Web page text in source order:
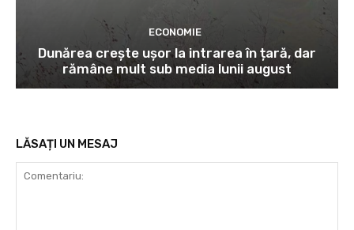
ECONOMIE
Dunărea crește ușor la intrarea în țară, dar
rămâne mult sub media lunii august
LĂSAȚI UN MESAJ